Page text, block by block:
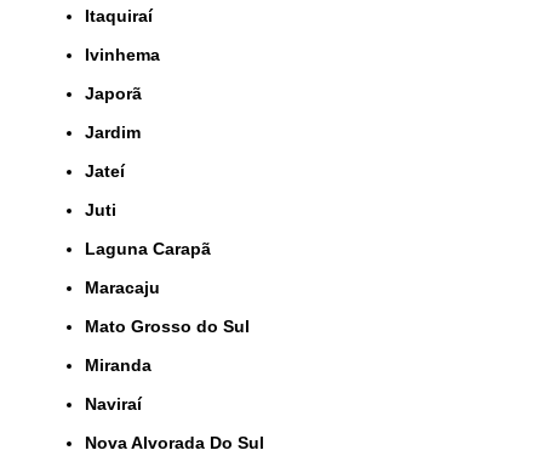
Itaquiraí
Ivinhema
Japorã
Jardim
Jateí
Juti
Laguna Carapã
Maracaju
Mato Grosso do Sul
Miranda
Naviraí
Nova Alvorada Do Sul